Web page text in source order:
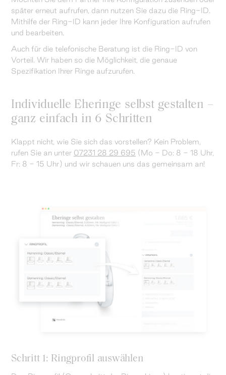
später erneut aufrufen, dann nutzen Sie dazu die Ring-ID.
Mithilfe der Ring-ID kann jeder Ihre Konfiguration aufrufen
und bearbeiten.
Auch für die telefonische Beratung ist die Ring-ID von
Vorteil. Wir haben so die Möglichkeit, die genaue
Spezifikation Ihrer Ringe aufzurufen.
Individuelle Eheringe selbst gestalten –
ganz einfach in 6 Schritten
Klappt nicht, wie Sie sich das vorstellen? Kein Problem,
rufen Sie an unter 07231 28 29 695 (Mo - Do: 8 - 18 Uhr,
Fr: 8 - 15 Uhr) und wir schauen uns das gemeinsam an!
Schritt 1: Ringprofil auswählen